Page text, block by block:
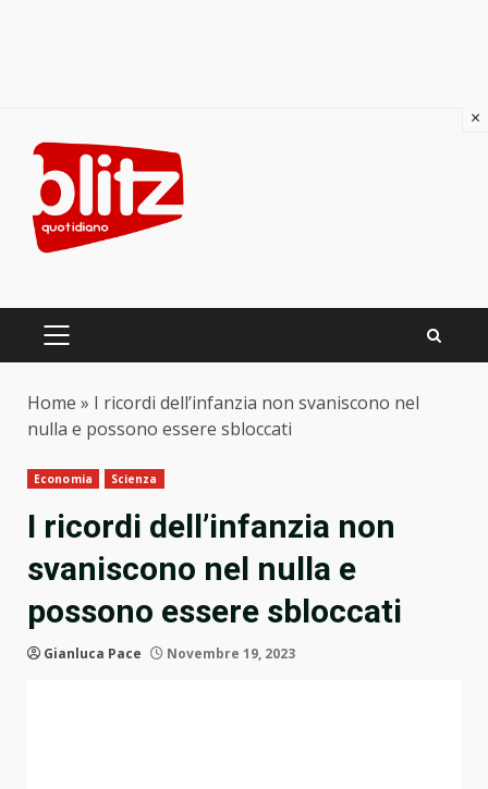
content
PRIMARY
Home » I ricordi dell’infanzia non svaniscono nel
nulla e possono essere sbloccati
Economia Scienza
I ricordi dell’infanzia non
svaniscono nel nulla e
possono essere sbloccati
Gianluca Pace Novembre 19, 2023
×